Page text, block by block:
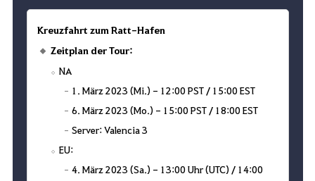
Kreuzfahrt zum Ratt-Hafen
Zeitplan der Tour:
NA
1. März 2023 (Mi.) - 12:00 PST / 15:00 EST
6. März 2023 (Mo.) - 15:00 PST / 18:00 EST
Server: Valencia 3
EU:
4. März 2023 (Sa.) - 13:00 Uhr (UTC) / 14:00